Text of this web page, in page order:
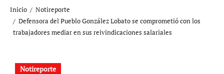
Inicio
Notireporte
Defensora del Pueblo González Lobato se comprometió con los
trabajadores mediar en sus reivindicaciones salariales
Notireporte